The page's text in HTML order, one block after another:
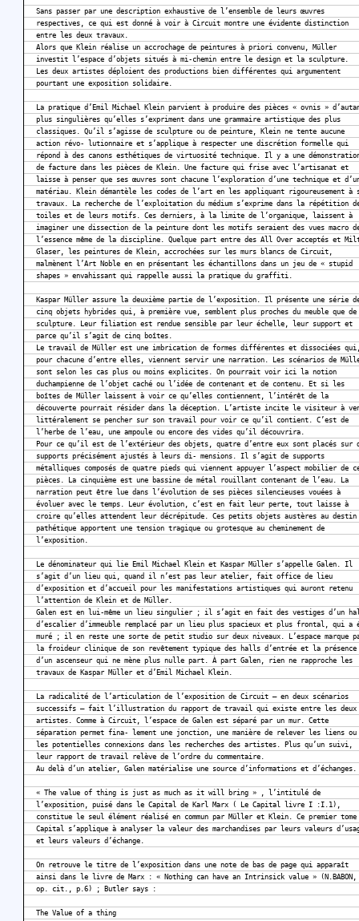
Sans passer par une description exhaustive de l’ensemble de leurs œuvres
respectives, ce qui est donné à voir à Circuit montre une évidente distinction
entre les deux travaux.
Alors que Klein réalise un accrochage de peintures à priori convenu, Müller
investit l’espace d’objets situés à mi-chemin entre le design et la sculpture.
Les deux artistes déploient des productions bien différentes qui argumentent
pourtant une exposition solidaire.
La pratique d’Emil Michael Klein parvient à produire des pièces « ovnis »
plus singulières qu’elles s’expriment dans une grammaire artistique des plus
classiques. Qu’il s’agisse de sculpture ou de peinture, Klein ne tente aucune
action révo- lutionnaire et s’applique à respecter une discrétion formelle qui
répond à des canons esthétiques de virtuosité technique. Il y a une
de facture dans les pièces de Klein. Une facture qui frise avec l’artisanat et
laisse à penser que ses œuvres sont chacune l’exploration d’une technique et
matériau. Klein démantèle les codes de l’art en les appliquant rigoureusement à
travaux. La recherche de l’exploitation du médium s’exprime dans la répétition
toiles et de leurs motifs. Ces derniers, à la limite de l’organique, laissent à
imaginer une dissection de la peinture dont les motifs seraient des vues macro
l’essence même de la discipline. Quelque part entre des All Over acceptés et
Glaser, les peintures de Klein, accrochées sur les murs blancs de Circuit,
malmènent l’Art Noble en en présentant les échantillons dans un jeu de « stupid
shapes » envahissant qui rappelle aussi la pratique du graffiti.
Kaspar Müller assure la deuxième partie de l’exposition. Il présente une série
cinq objets hybrides qui, à première vue, semblent plus proches du meuble que
sculpture. Leur filiation est rendue sensible par leur échelle, leur support et
parce qu’il s’agit de cinq boîtes.
Le travail de Müller est une imbrication de formes différentes et dissociées
pour chacune d’entre elles, viennent servir une narration. Les scénarios de
sont selon les cas plus ou moins explicites. On pourrait voir ici la notion
duchampienne de l’objet caché ou l’idée de contenant et de contenu. Et si les
boîtes de Müller laissent à voir ce qu’elles contiennent, l’intérêt de la
découverte pourrait résider dans la déception. L’artiste incite le visiteur à
littéralement se pencher sur son travail pour voir ce qu’il contient. C’est de
l’herbe de l’eau, une ampoule ou encore des vides qu’il découvrira.
Pour ce qu’il est de l’extérieur des objets, quatre d’entre eux sont placés sur
supports précisément ajustés à leurs di- mensions. Il s’agit de supports
métalliques composés de quatre pieds qui viennent appuyer l’aspect mobilier de
pièces. La cinquième est une bassine de métal rouillant contenant de l’eau. La
narration peut être lue dans l’évolution de ses pièces silencieuses vouées à
évoluer avec le temps. Leur évolution, c’est en fait leur perte, tout laisse à
croire qu’elles attendent leur décrépitude. Ces petits objets austères au destin
pathétique apportent une tension tragique ou grotesque au cheminement de
l’exposition.
Le dénominateur qui lie Emil Michael Klein et Kaspar Müller s’appelle Galen. Il
s’agit d’un lieu qui, quand il n’est pas leur atelier, fait office de lieu
d’exposition et d’accueil pour les manifestations artistiques qui auront retenu
l’attention de Klein et de Müller.
Galen est en lui-même un lieu singulier ; il s’agit en fait des vestiges d’un
d’escalier d’immeuble remplacé par un lieu plus spacieux et plus frontal, qui a
muré ; il en reste une sorte de petit studio sur deux niveaux. L’espace marque
la froideur clinique de son revêtement typique des halls d’entrée et la présence
d’un ascenseur qui ne mène plus nulle part. À part Galen, rien ne rapproche les
travaux de Kaspar Müller et d’Emil Michael Klein.
La radicalité de l’articulation de l’exposition de Circuit – en deux scénarios
successifs – fait l’illustration du rapport de travail qui existe entre les deux
artistes. Comme à Circuit, l’espace de Galen est séparé par un mur. Cette
séparation permet fina- lement une jonction, une manière de relever les liens ou
les potentielles connexions dans les recherches des artistes. Plus qu’un suivi,
leur rapport de travail relève de l’ordre du commentaire.
Au delà d’un atelier, Galen matérialise une source d’informations et d’échanges.
« The value of thing is just as much as it will bring » , l’intitulé de
l’exposition, puisé dans le Capital de Karl Marx ( Le Capital livre I :I.1),
constitue le seul élément réalisé en commun par Müller et Klein. Ce premier tome
Capital s’applique à analyser la valeur des marchandises par leurs valeurs
et leurs valeurs d’échange.
On retrouve le titre de l’exposition dans une note de bas de page qui apparaît
ainsi dans le livre de Marx : « Nothing can have an Intrinsick value » (N.BABON,
op. cit., p.6) ; Butler says :
The Value of a thing